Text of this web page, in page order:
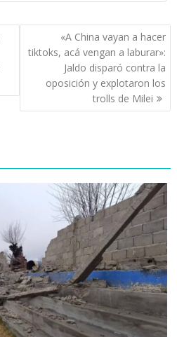
«A China vayan a hacer
tiktoks, acá vengan a laburar»:
Jaldo disparó contra la
oposición y explotaron los
trolls de Milei